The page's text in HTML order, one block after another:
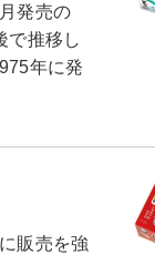
発売の
で推移し
年に発
販売を強